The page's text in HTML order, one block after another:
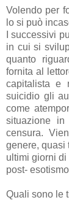
Volendo per
lo si può
I successivi
in cui si
quanto
fornita al
capitalista e
suicidio gli
come
situazione
censura.
genere, quasi
ultimi giorni di
post-
Quali sono le